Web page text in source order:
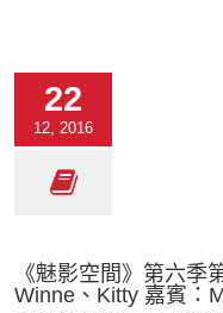
22
12, 2016
《魅影空間》第六季
Winne、Kitty 嘉賓：